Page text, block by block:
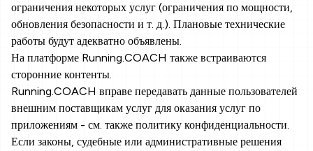
ограничения некоторых услуг (ограничения по мощности,
обновления безопасности и т. д.). Плановые технические
работы будут адекватно объявлены.
На платформе Running.COACH также встраиваются
сторонние контенты.
Running.COACH вправе передавать данные пользователей
внешним поставщикам услуг для оказания услуг по
приложениям - см. также политику конфиденциальности.
Если законы, судебные или административные решения